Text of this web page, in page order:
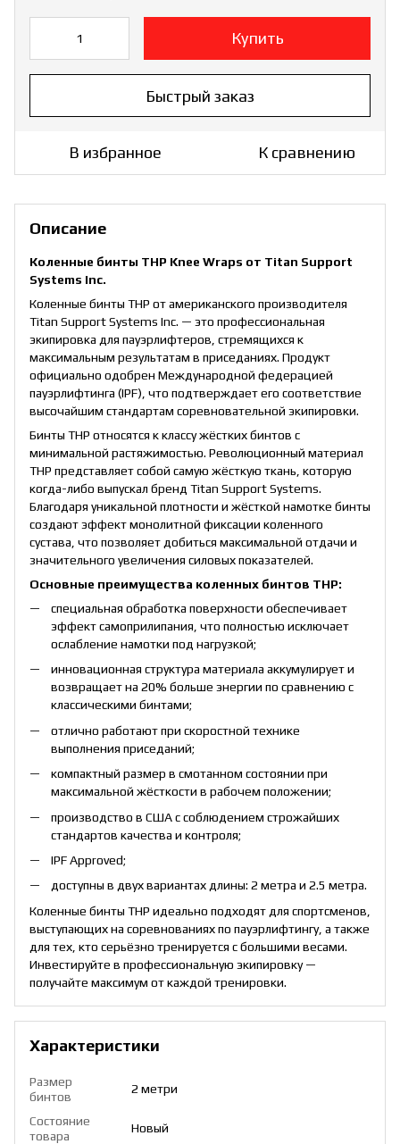
Купить
Быстрый заказ
В избранное К сравнению
Описание
Коленные бинты THP Knee Wraps от Titan Support
Systems Inc.
Коленные бинты THP от американского производителя
Titan Support Systems Inc. — это профессиональная
экипировка для пауэрлифтеров, стремящихся к
максимальным результатам в приседаниях. Продукт
официально одобрен Международной федерацией
пауэрлифтинга (IPF), что подтверждает его соответствие
высочайшим стандартам соревновательной экипировки.
Бинты THP относятся к классу жёстких бинтов с
минимальной растяжимостью. Революционный материал
THP представляет собой самую жёсткую ткань, которую
когда-либо выпускал бренд Titan Support Systems.
Благодаря уникальной плотности и жёсткой намотке бинты
создают эффект монолитной фиксации коленного
сустава, что позволяет добиться максимальной отдачи и
значительного увеличения силовых показателей.
Основные преимущества коленных бинтов THP:
специальная обработка поверхности обеспечивает
эффект самоприлипания, что полностью исключает
ослабление намотки под нагрузкой;
инновационная структура материала аккумулирует и
возвращает на 20% больше энергии по сравнению с
классическими бинтами;
отлично работают при скоростной технике
выполнения приседаний;
компактный размер в смотанном состоянии при
максимальной жёсткости в рабочем положении;
производство в США с соблюдением строжайших
стандартов качества и контроля;
IPF Approved;
доступны в двух вариантах длины: 2 метра и 2.5 метра.
Коленные бинты THP идеально подходят для спортсменов,
выступающих на соревнованиях по пауэрлифтингу, а также
для тех, кто серьёзно тренируется с большими весами.
Инвестируйте в профессиональную экипировку —
получайте максимум от каждой тренировки.
Характеристики
Размер
бинтов
2 метри
Состояние
товара
Новый